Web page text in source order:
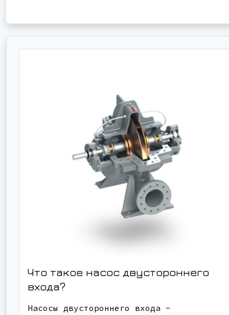
Что такое насос двустороннего
входа?
Насосы двустороннего входа -